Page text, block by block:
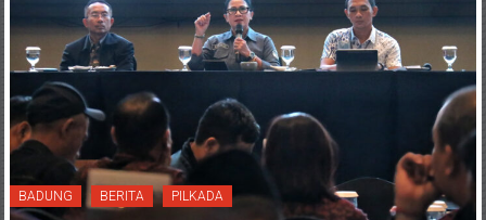
BADUNG BERITA PILKADA